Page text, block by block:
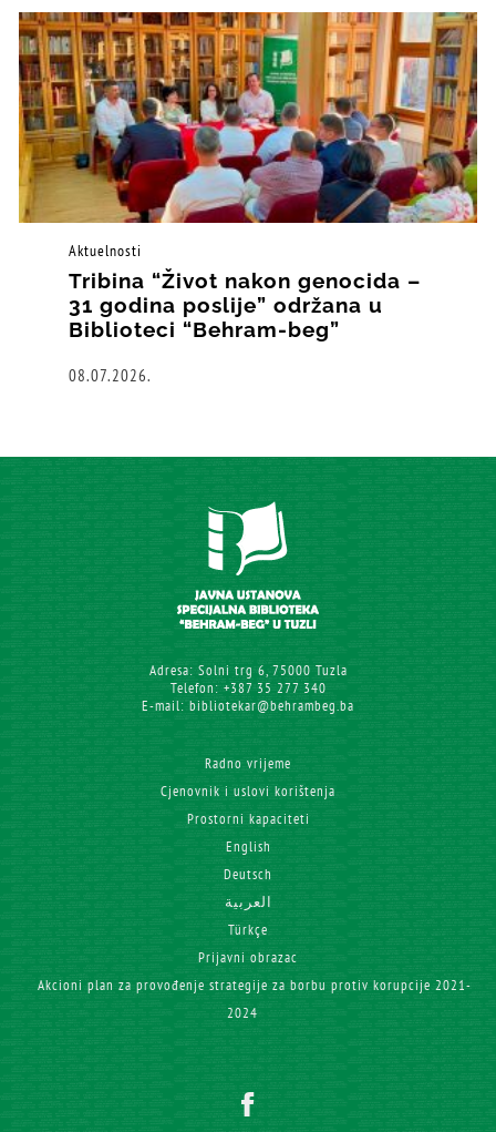
Aktuelnosti
Tribina “Život nakon genocida –
31 godina poslije” održana u
Biblioteci “Behram-beg”
08.07.2026.
Adresa: Solni trg 6, 75000 Tuzla
Telefon: +387 35 277 340
E-mail: bibliotekar@behrambeg.ba
Radno vrijeme
Cjenovnik i uslovi korištenja
Prostorni kapaciteti
English
Deutsch
العربية
Türkçe
Prijavni obrazac
Akcioni plan za provođenje strategije za borbu protiv korupcije 2021-
2024